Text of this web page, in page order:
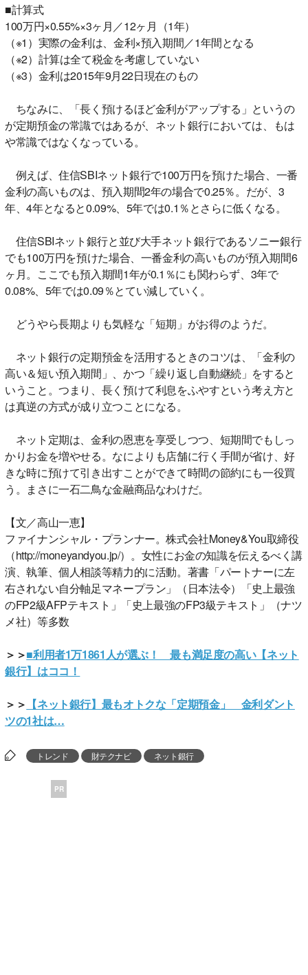
■計算式
100万円×0.55%×3ヶ月／12ヶ月（1年）
（※1）実際の金利は、金利×預入期間／1年間となる
（※2）計算は全て税金を考慮していない
（※3）金利は2015年9月22日現在のもの
ちなみに、「長く預けるほど金利がアップする」というの
が定期預金の常識ではあるが、ネット銀行においては、もは
や常識ではなくなっている。
例えば、住信SBIネット銀行で100万円を預けた場合、一番
金利の高いものは、預入期間2年の場合で0.25％。だが、3
年、4年となると0.09%、5年では0.1％とさらに低くなる。
住信SBIネット銀行と並び大手ネット銀行であるソニー銀行
でも100万円を預けた場合、一番金利の高いものが預入期間6
ヶ月。ここでも預入期間1年が0.1％にも関わらず、3年で
0.08%、5年では0.09％とてい減していく。
どうやら長期よりも気軽な「短期」がお得のようだ。
ネット銀行の定期預金を活用するときのコツは、「金利の
高い＆短い預入期間」、かつ「繰り返し自動継続」をすると
いうこと。つまり、長く預けて利息をふやすという考え方と
は真逆の方式が成り立つことになる。
ネット定期は、金利の恩恵を享受しつつ、短期間でもしっ
かりお金を増やせる。なによりも店舗に行く手間が省け、好
きな時に預けて引き出すことができて時間の節約にも一役買
う。まさに一石二鳥な金融商品なわけだ。
【文／高山一恵】
ファイナンシャル・プランナー。株式会社Money&You取締役
（http://moneyandyou.jp/）。女性にお金の知識を伝えるべく講
演、執筆、個人相談等精力的に活動。著書「パートナーに左
右されない自分軸足マネープラン」（日本法令）「史上最強
のFP2級AFPテキスト」「史上最強のFP3級テキスト」（ナツ
メ社）等多数
＞＞■利用者1万1861人が選ぶ！ 最も満足度の高い【ネット
銀行】はココ！
＞＞ 【ネット銀行】最もオトクな「定期預金」 金利ダント
ツの1社は…
トレンド 財テクナビ ネット銀行
PR